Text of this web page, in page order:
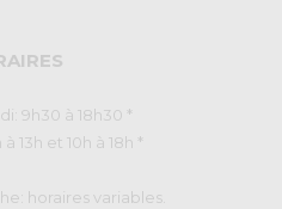
9h30 à 18h30 *
13h et 10h à 18h *
horaires variables.